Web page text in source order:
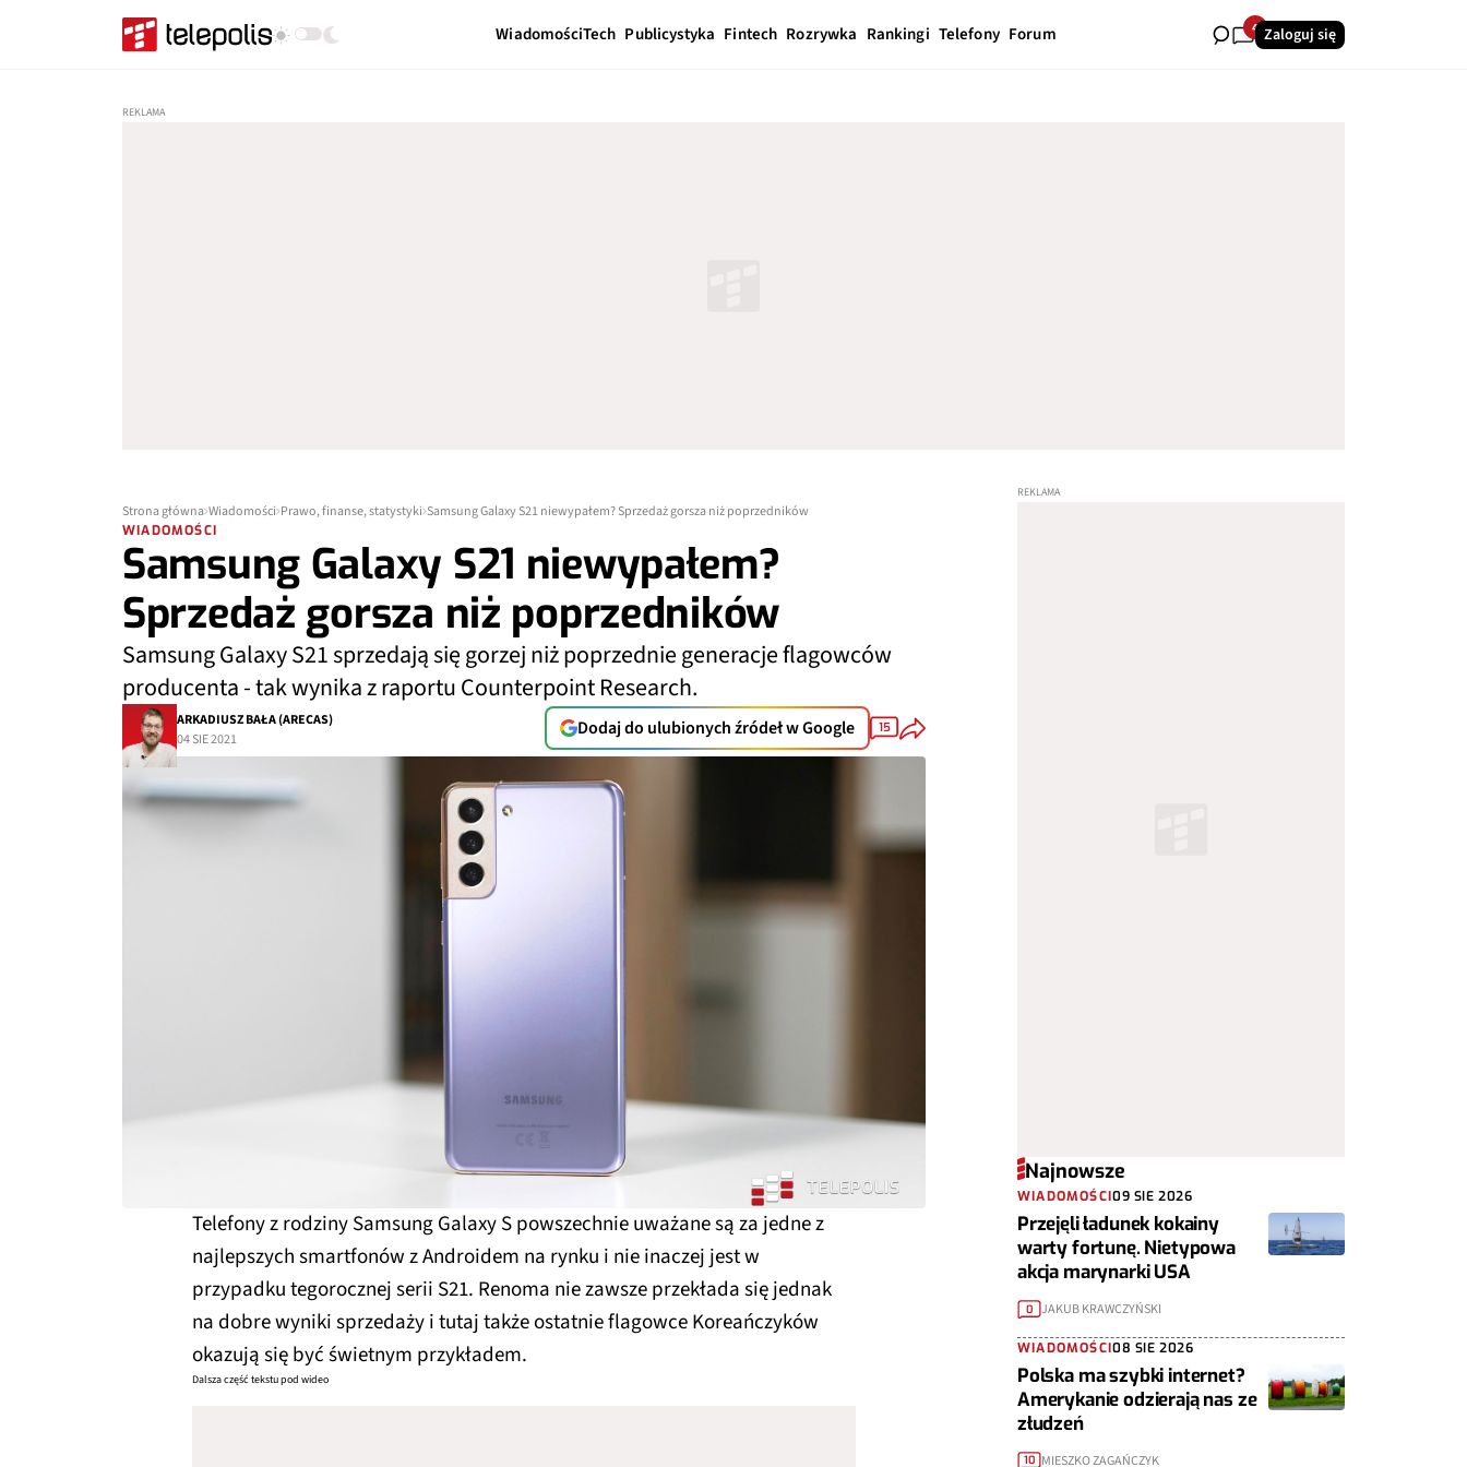
WiadomościTech Publicystyka Fintech Rozrywka Rankingi Telefony Forum 4 Zaloguj się
Strona główna Wiadomości Prawo, finanse, statystyki Samsung Galaxy S21 niewypałem? Sprzedaż gorsza niż poprzedników
WIADOMOŚCI
Samsung Galaxy S21 niewypałem?
Sprzedaż gorsza niż poprzedników
Samsung Galaxy S21 sprzedają się gorzej niż poprzednie generacje flagowców
producenta - tak wynika z raportu Counterpoint Research.
ARKADIUSZ BAŁA (ARECAS)
04 SIE 2021
Dodaj do ulubionych źródeł w Google 15
Telefony z rodziny Samsung Galaxy S powszechnie uważane są za jedne z
najlepszych smartfonów z Androidem na rynku i nie inaczej jest w
przypadku tegorocznej serii S21. Renoma nie zawsze przekłada się jednak
na dobre wyniki sprzedaży i tutaj także ostatnie flagowce Koreańczyków
okazują się być świetnym przykładem.
Dalsza część tekstu pod wideo
Najnowsze
WIADOMOŚCI09 SIE 2026
Przejęli ładunek kokainy
warty fortunę. Nietypowa
akcja marynarki USA
0 JAKUB KRAWCZYŃSKI
WIADOMOŚCI08 SIE 2026
Polska ma szybki internet?
Amerykanie odzierają nas ze
złudzeń
10 MIESZKO ZAGAŃCZYK